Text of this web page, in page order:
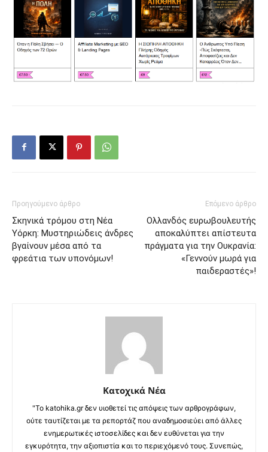
Προηγούμενο άρθρο
Σκηνικά τρόμου στη Νέα
Υόρκη: Μυστηριώδεις άνδρες
βγαίνουν μέσα από τα
φρεάτια των υπονόμων!
Επόμενο άρθρο
Ολλανδός ευρωβουλευτής
αποκαλύπτει απίστευτα
πράγματα για την Ουκρανία:
«Γεννούν μωρά για
παιδεραστές»!
Κατοχικά Νέα
"Το katohika.gr δεν υιοθετεί τις απόψεις των αρθρογράφων,
ούτε ταυτίζεται με τα ρεπορτάζ που αναδημοσιεύει από άλλες
ενημερωτικές ιστοσελίδες και δεν ευθύνεται για την
εγκυρότητα, την αξιοπιστία και το περιεχόμενό τους. Συνεπώς,